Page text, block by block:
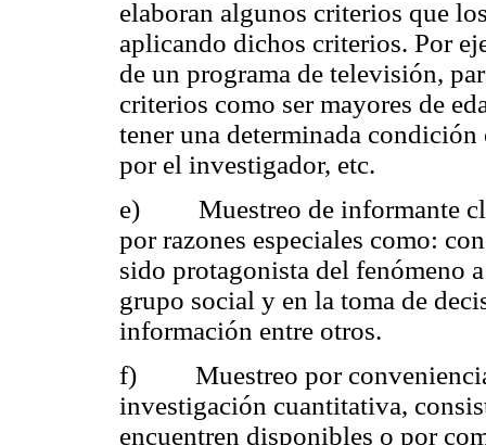
elaboran algunos criterios que
aplicando dichos criterios. Por
de un programa de televisión,
criterios como ser mayores de
tener una determinada
por el investigador, etc.
e) Muestreo de informante
por razones especiales como:
sido protagonista del fenómeno
grupo social y en la toma de
información entre otros.
f) Muestreo por conveniencia.
investigación cuantitativa,
encuentren disponibles o por